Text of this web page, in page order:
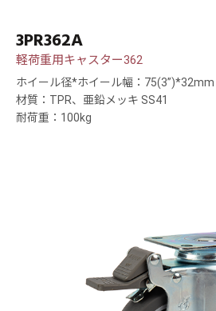
3PR362A
軽荷重用キャスター362
ホイール径*ホイール幅：75(3”)*32mm
材質：TPR、亜鉛メッキ SS41
耐荷重：100kg